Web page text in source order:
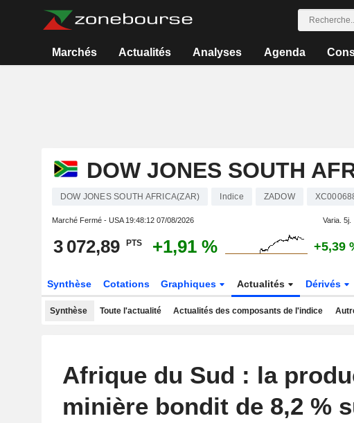
Marchés Actualités Analyses Agenda
DOW JONES SOUTH
DOW JONES SOUTH AFRICA(ZAR) Indice ZADOW
Marché Fermé - USA 19:48:12 07/08/2026 Varia. 5j.
3 072,89 PTS +1,91 % +5,39
Synthèse Cotations Graphiques Actualités Dérivés
Synthèse Toute l'actualité Actualités des composants de l'indice
Afrique du Sud : la
minière bondit de 8,2 %